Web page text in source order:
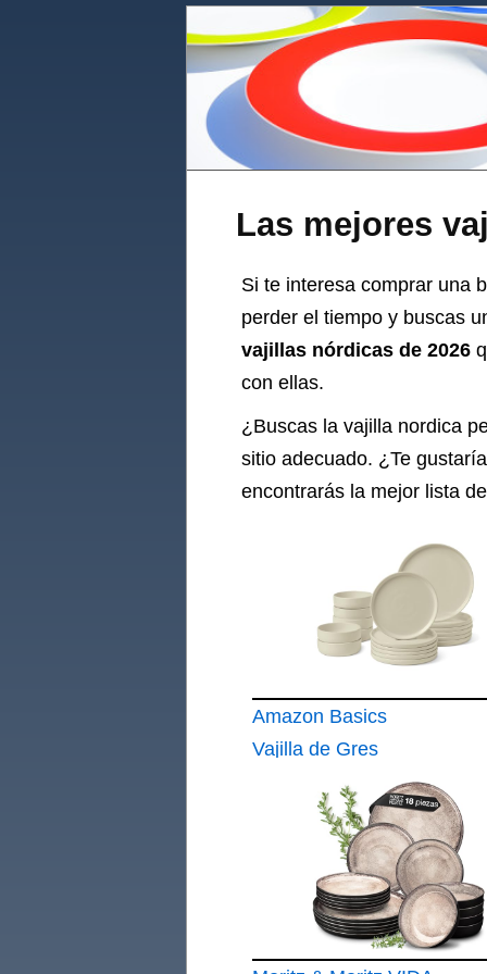
Las mejores
Si te interesa comprar una
perder el tiempo y buscas
vajillas nórdicas de 2026
con ellas.
¿Buscas la vajilla nordica
sitio adecuado. ¿Te
encontrarás la mejor lista de
Amazon Basics
Vajilla de Gres